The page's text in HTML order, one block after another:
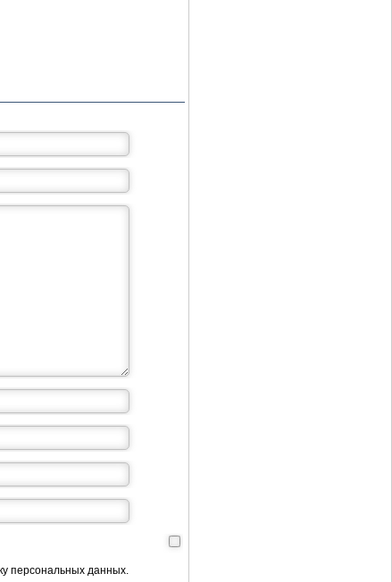
персональных данных.